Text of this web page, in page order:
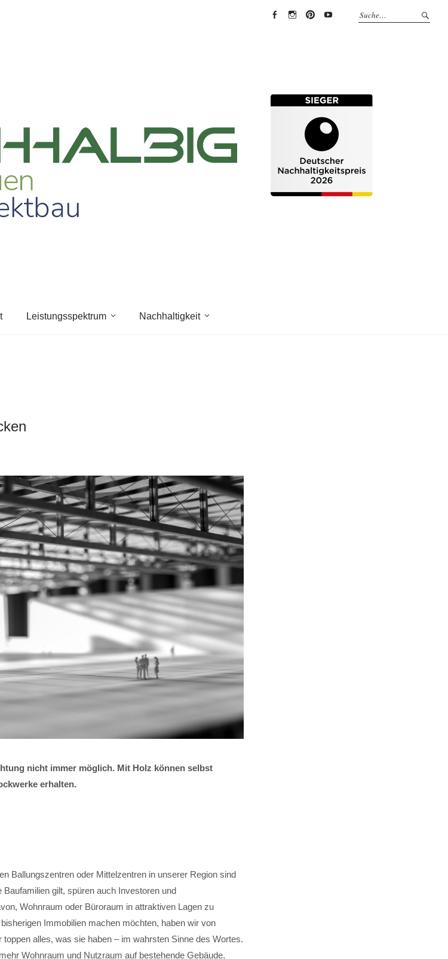
Leistungsspektrum Nachhaltigkeit
nicht immer möglich. Mit Holz können selbst
erhalten.
Ballungszentren oder Mittelzentren in unserer Region sind
gilt, spüren auch Investoren und
Wohnraum oder Büroraum in attraktiven Lagen zu
Immobilien machen möchten, haben wir von
alles, was sie haben – im wahrsten Sinne des Wortes.
Wohnraum und Nutzraum auf bestehende Gebäude,